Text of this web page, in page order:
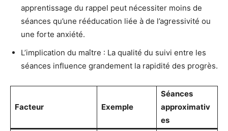
apprentissage du rappel peut nécessiter moins de
séances qu’une rééducation liée à de l’agressivité ou
une forte anxiété.
L’implication du maître : La qualité du suivi entre les
séances influence grandement la rapidité des progrès.
Facteur Exemple
Séances
approximativ
es